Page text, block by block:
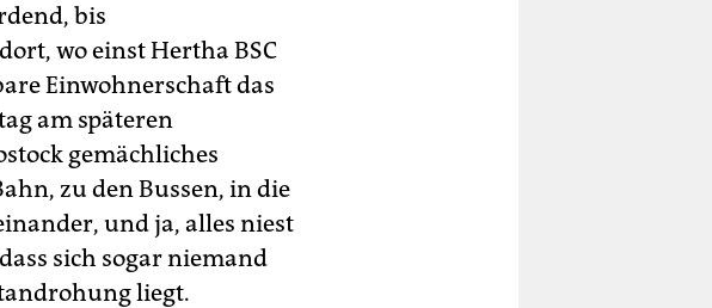
bis
wo einst Hertha BSC
Einwohnerschaft das
am späteren
gemächliches
zu den Bussen, in die
und ja, alles niest
sich sogar niemand
liegt.